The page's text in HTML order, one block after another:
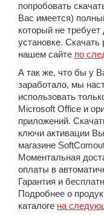
попробовать
Вас имеется)
который не требует
установке.
нашем сайте по
А так же, что бы у
заработало, мы
использовать
Microsoft Office и
приложений.
ключи активации
магазине
Моментальная
оплаты в
Гарантия и
Подробнее о
каталоге на